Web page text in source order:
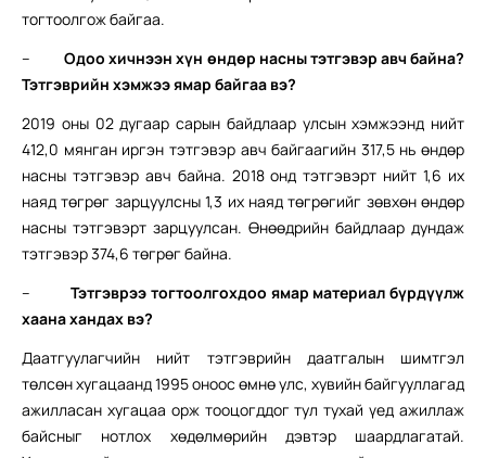
тогтоолгож байгаа.
–Одоо хичнээн хүн өндөр насны тэтгэвэр авч байна?
Тэтгэврийн хэмжээ ямар байгаа вэ?
2019 оны 02 дугаар сарын байдлаар улсын хэмжээнд нийт
412,0 мянган иргэн тэтгэвэр авч байгаагийн 317,5 нь өндөр
насны тэтгэвэр авч байна. 2018 онд тэтгэвэрт нийт 1,6 их
наяд төгрөг зарцуулсны 1,3 их наяд төгрөгийг зөвхөн өндөр
насны тэтгэвэрт зарцуулсан. Өнөөдрийн байдлаар дундаж
тэтгэвэр 374,6 төгрөг байна.
–Тэтгэврээ тогтоолгохдоо ямар материал бүрдүүлж
хаана хандах вэ?
Даатгуулагчийн нийт тэтгэврийн даатгалын шимтгэл
төлсөн хугацаанд 1995 оноос өмнө улс, хувийн байгууллагад
ажилласан хугацаа орж тооцогддог тул тухай үед ажиллаж
байсныг нотлох хөдөлмөрийн дэвтэр шаардлагатай.